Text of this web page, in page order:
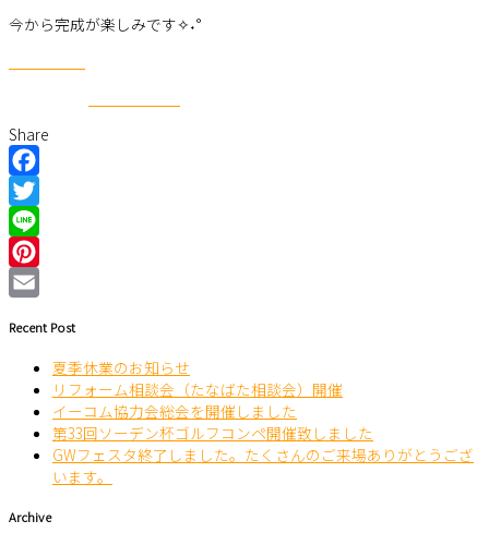
今から完成が楽しみです✧˖°
Share
Facebook
Twitter
Line
Pinterest
Recent Post
夏季休業のお知らせ
リフォーム相談会（たなばた相談会）開催
イーコム協力会総会を開催しました
第33回ソーデン杯ゴルフコンペ開催致しました
GWフェスタ終了しました。たくさんのご来場ありがとうござ
います。
Archive